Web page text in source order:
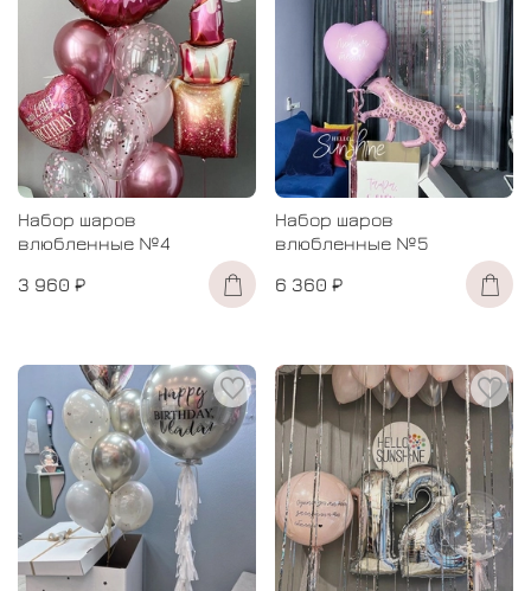
Набор шаров
влюбленные №4
3 960 ₽
Набор шаров
влюбленные №5
6 360 ₽